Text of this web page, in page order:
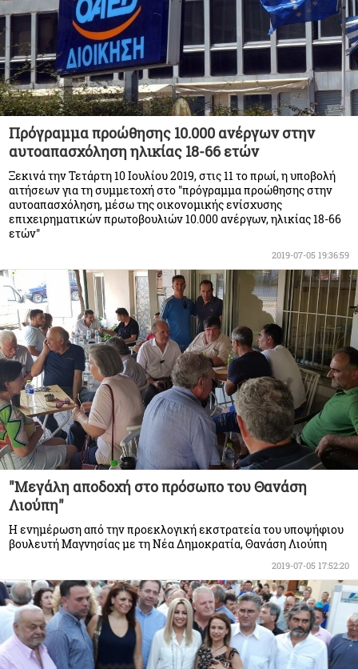
Πρόγραμμα προώθησης 10.000 ανέργων στην
αυτοαπασχόληση ηλικίας 18-66 ετών
Ξεκινά την Τετάρτη 10 Ιουλίου 2019, στις 11 το πρωί, η υποβολή
αιτήσεων για τη συμμετοχή στο "πρόγραμμα προώθησης στην
αυτoαπασχόληση, μέσω της οικονομικής ενίσχυσης
επιχειρηματικών πρωτοβουλιών 10.000 ανέργων, ηλικίας 18-66
ετών"
2019-07-05 19:36:59
"Μεγάλη αποδοχή στο πρόσωπο του Θανάση
Λιούπη"
Η ενημέρωση από την προεκλογική εκστρατεία του υποψήφιου
βουλευτή Μαγνησίας με τη Νέα Δημοκρατία, Θανάση Λιούπη
2019-07-05 17:52:20